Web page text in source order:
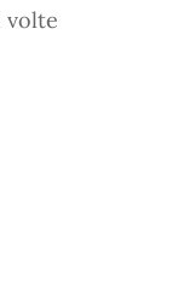
volte